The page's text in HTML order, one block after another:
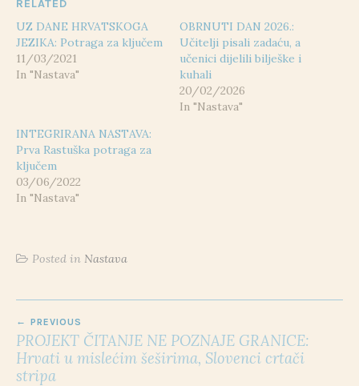
RELATED
UZ DANE HRVATSKOGA
JEZIKA: Potraga za ključem
11/03/2021
In "Nastava"
OBRNUTI DAN 2026.:
Učitelji pisali zadaću, a
učenici dijelili bilješke i
kuhali
20/02/2026
In "Nastava"
INTEGRIRANA NASTAVA:
Prva Rastuška potraga za
ključem
03/06/2022
In "Nastava"
Posted in Nastava
NAVIGATION
PREVIOUS
PROJEKT ČITANJE NE POZNAJE GRANICE:
Hrvati u mislećim šeširima, Slovenci crtači
stripa